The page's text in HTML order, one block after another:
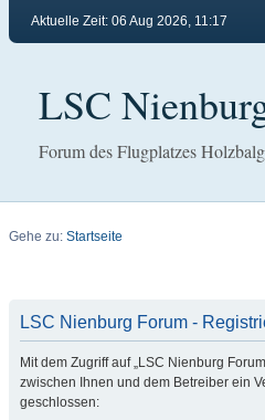
Aktuelle Zeit: 06 Aug 2026, 11:17
LSC
Forum des Flugplatzes
Gehe zu: Startseite
LSC Nienburg Forum -
Mit dem Zugriff auf „LSC Nienburg
zwischen Ihnen und dem Betreiber ein
geschlossen: